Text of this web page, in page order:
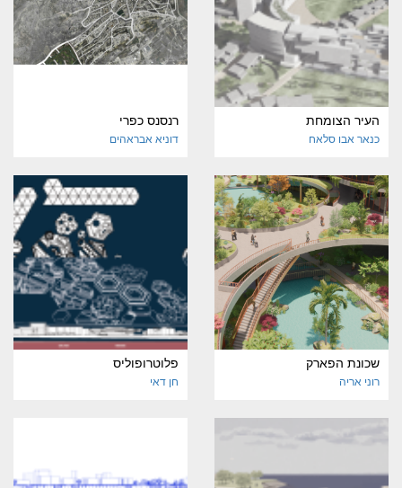
העיר הצומחת
כנאר אבו סלאח
רנסנס כפרי
דוניא אבראהים
שכונת הפארק
רוני אריה
פלוטרופוליס
חן דאי